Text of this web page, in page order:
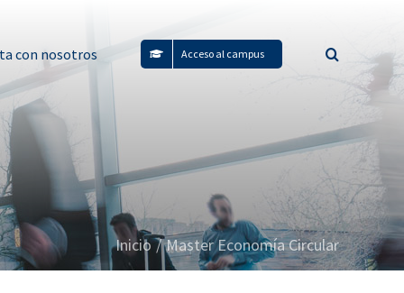
con nosotros Acceso al campus
Inicio / Master Economía Circular